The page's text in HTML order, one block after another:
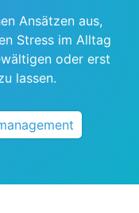
Ansätzen aus,
Stress im Alltag
oder erst
lassen.